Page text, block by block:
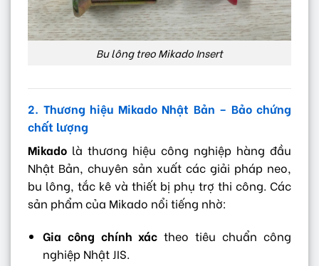
Bu lông treo Mikado Insert
2. Thương hiệu Mikado Nhật Bản – Bảo chứng
chất lượng
Mikado là thương hiệu công nghiệp hàng đầu
Nhật Bản, chuyên sản xuất các giải pháp neo,
bu lông, tắc kê và thiết bị phụ trợ thi công. Các
sản phẩm của Mikado nổi tiếng nhờ:
Gia công chính xác theo tiêu chuẩn công
nghiệp Nhật JIS.